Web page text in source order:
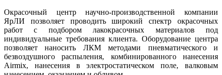
Окрасочный центр научно-производственной компании
ЯрЛИ позволяет проводить широкий спектр окрасочных
работ с подбором лакокрасочных материалов под
индивидуальные требования клиента. Оборудование центра
позволяет наносить ЛКМ методами пневматического и
безвоздушного распыления, комбинированного нанесения
Airmix, нанесения в электростатическом поле, валковым